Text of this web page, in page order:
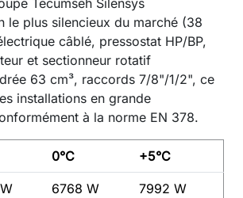
le plus silencieux du marché (38
câblé, pressostat HP/BP,
et sectionneur rotatif
63 cm³, raccords 7/8"/1/2", ce
installations en grande
à la norme EN 378.
0°C +5°C
6768 W 7992 W